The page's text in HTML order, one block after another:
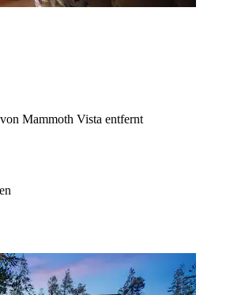
Mammoth Vista entfernt